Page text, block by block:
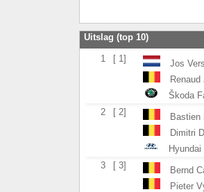
Uitslag (top 10)
1 [ 1] Jos
Renaud
Škoda
2
[ 2] Bastien
Dimitri
3
[ 3] Bernd
Pieter